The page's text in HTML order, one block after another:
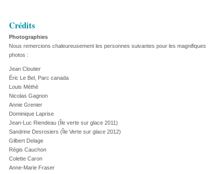
Crédits
Photographies
Nous remercions chaleureusement les personnes suivantes pour les magnifiques
photos :
Jean Cloutier
Éric Le Bel, Parc canada
Louis Méthé
Nicolas Gagnon
Annie Grenier
Dominique Laprise
Jean-Luc Riendeau (Île verte sur glace 2011)
Sandrine Desrosiers (Île Verte sur glace 2012)
Gilbert Delage
Régis Cauchon
Colette Caron
Anne-Marie Fraser